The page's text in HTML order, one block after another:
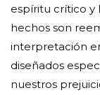
espíritu crítico y
hechos son
interpretación
diseñados
nuestros